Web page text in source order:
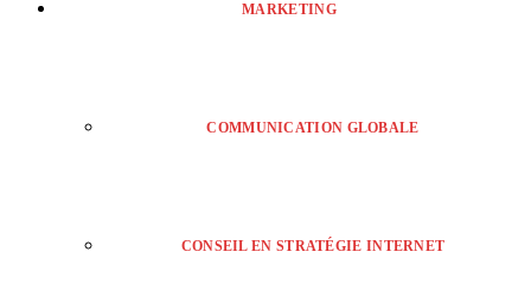
MARKETING
COMMUNICATION GLOBALE
CONSEIL EN STRATÉGIE INTERNET